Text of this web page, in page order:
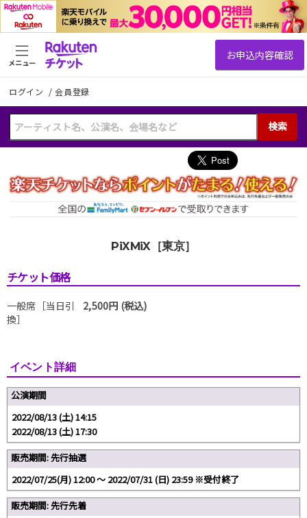
ログイン /会員登録
検索
メニュー
PiXMiX［東京］
チケット価格
一般席［当日引
換］
2,500円 (税込)
イベント詳細
公演期間
2022/08/13 (土) 14:15
2022/08/13 (土) 17:30
販売期間: 先行抽選
2022/07/25(月) 12:00 〜 2022/07/31 (日) 23:59 ※受付終了
販売期間: 先行先着